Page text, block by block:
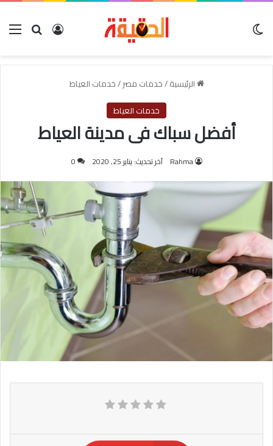
بحث عنتسجيل
الرئيسية/خدمات مصر/خدمات العياط
خدمات العياط
أفضل سباك فى مدينة العياط
Rahma آخر تحديث: يناير 25, 2020 0